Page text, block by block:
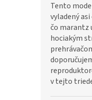
Tento
vyladený
čo marantz
hociakým
v tejto